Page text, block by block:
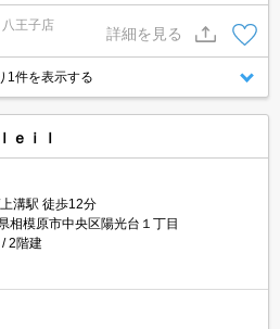
王子店
詳細を見る
1件を表示する
ｅｉｌ
溝駅 徒歩12分
相模原市中央区陽光台１丁目
2階建